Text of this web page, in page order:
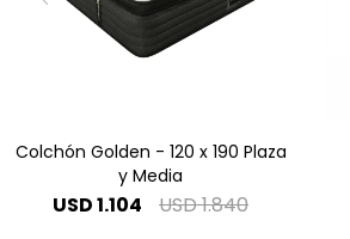
Colchón Golden - 120 x 190 Plaza
y Media
USD1.104 USD1.840